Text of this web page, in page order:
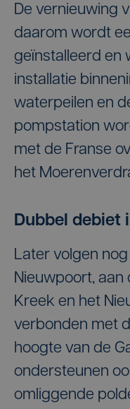
De vernieuwing
daarom wordt
geïnstalleerd en
installatie
waterpeilen en
pompstation
met de Franse
het
Dubbel debiet
Later volgen
Nieuwpoort,
Kreek en het
verbonden met
hoogte van de
ondersteunen
omliggende